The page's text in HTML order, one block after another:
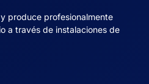
produce profesionalmente
a través de instalaciones de